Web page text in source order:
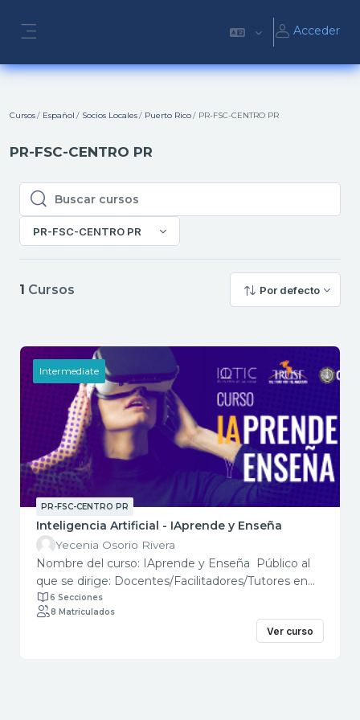
Acceder
Cursos Español Socios Locales Puerto Rico PR-FSC-CENTRO PR
PR-FSC-CENTRO PR
Buscar cursos
Buscar cursos
PR-FSC-CENTRO PR
1 Cursos Por defecto
Intermediate
PR-FSC-CENTRO PR
Inteligencia Artificial - IAprende y Enseña
Yecenia Osorio Rivera
Nombre del curso: IAprende y Enseña Público al
que se dirige: Docentes/Facilitadores/Tutores en
ciencias de la computación, informática y afines.
Descripción del curso: Este curso explora los
conceptos fundamentales de la Inteligencia
6 Secciones
8 Matriculados
Ver curso